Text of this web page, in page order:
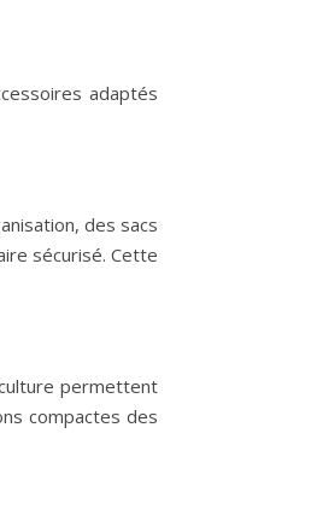
adaptés
des sacs
sécurisé. Cette
permettent
compactes des